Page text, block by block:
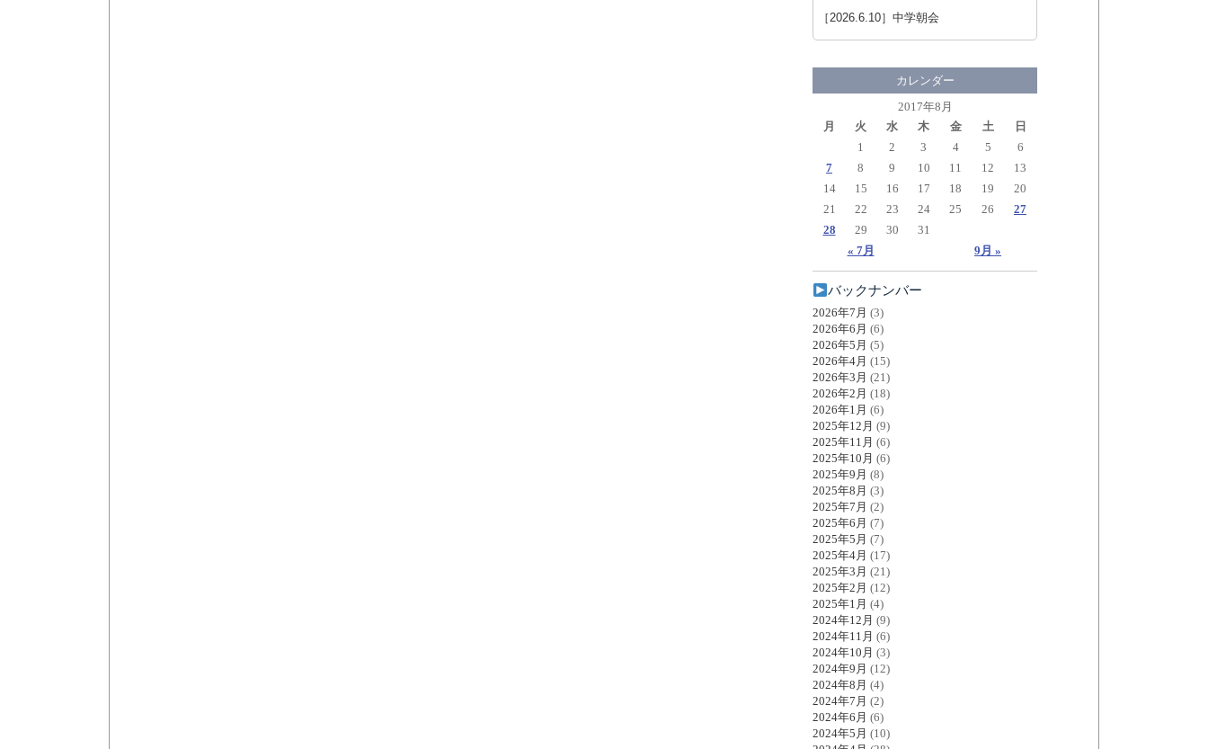
［2026.6.10］ 中学朝会
カレンダー
2017年8月
月
火 水 木 金 土 日
« 7月 9月 »
1 2 3 4 5
6
7
8 9 10 11 12
13
14
15 16 17 18 19
20
21
22 23 24 25 26
27
28
29 30 31
バックナンバー
2026年7月 (3)
2026年6月 (6)
2026年5月 (5)
2026年4月 (15)
2026年3月 (21)
2026年2月 (18)
2026年1月 (6)
2025年12月 (9)
2025年11月 (6)
2025年10月 (6)
2025年9月 (8)
2025年8月 (3)
2025年7月 (2)
2025年6月 (7)
2025年5月 (7)
2025年4月 (17)
2025年3月 (21)
2025年2月 (12)
2025年1月 (4)
2024年12月 (9)
2024年11月 (6)
2024年10月 (3)
2024年9月 (12)
2024年8月 (4)
2024年7月 (2)
2024年6月 (6)
2024年5月 (10)